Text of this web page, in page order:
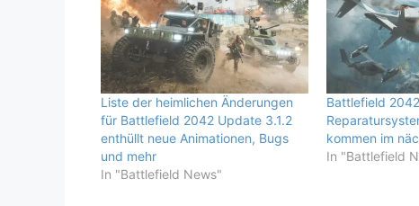
Liste der heimlichen Änderungen
für Battlefield 2042 Update 3.1.2
enthüllt neue Animationen, Bugs
und mehr
In "Battlefield News"
Battlefield
kommen im
In "Battlefield